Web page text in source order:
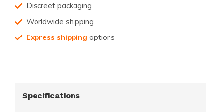
Discreet packaging
Worldwide shipping
Express shipping options
Specifications